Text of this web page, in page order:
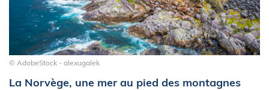
© AdobeStock - alexugalek
La Norvège, une mer au pied des montagnes